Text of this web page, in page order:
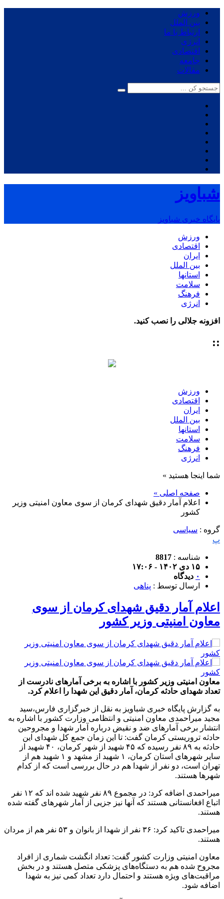
ورزش
بین الملل
ارتباط با ما
انرژی
اقتصادی
جامعه
مقالات
شباویز
پایگاه خبری شباویز
ورزش
اقتصادی
ایران
بین الملل
استانها
سلامت
فرهنگ
انرژی
افزونه جلالی را نصب کنید.
::
ورزش
اقتصادی
ایران
بین الملل
استانها
سلامت
فرهنگ
انرژی
شما اینجا هستید »
صفحه اصلی »
اعلام آمار دقیق شهدای کرمان از سوی معاون امنیتی وزیر
کشور
گروه : سیاسی
پ
شناسه : 8817
۱۵ دی ۱۴۰۲ - ۱۷:۰۶
۰ دیدگاه
ارسال توسط : پناهی
اعلام آمار دقیق شهدای کرمان از سوی
معاون امنیتی وزیر کشور
معاون امنیتی وزیر کشور با اشاره به برخی آمارهای نادرست از
تعداد شهدای حادثه کرمان، آمار دقیق این شهدا را اعلام کرد.
به گزارش پایگاه خبری شباویز به نقل از خبرگزاری فارس،سید
مجید میراحمدی معاون امنیتی و انتظامی وزارت کشور با اشاره به
انتشار برخی آمارهای ضد و نقیض درباره آمار شهدا و مجروحین
حادثه تروریستی کرمان گفت: تا این زمان جمع کل شهدای این
حادثه به ۸۹ نفر رسیده که ۴۵ شهید از شهر کرمان، ۴۰ شهید از
سایر شهرهای استان کرمان، ۱ شهید از مشهد و ۱ شهید هم از
تهران است، دو نفر از شهدا هم در حال بررسی است که از کدام
شهرها هستند.
میراحمدی اضافه کرد: در مجموع ۸۹ نفر شهید شده اند که ۱۲ نفر
اتباع افغانستانی هستند که آنها نیز جزیی از آمار شهرهای گفته شده
هستند.
میراحمدی تاکید کرد: ۳۶ نفر از شهدا از بانوان و ۵۳ نفر هم از مردان
هستند.
معاون امنیتی وزارت کشور گفت: تعداد انگشت شماری از افراد
مجروح شده هم به دستگاه‌های پزشکی متصل هستند و در بخش
مراقبت‌های ویژه هستند و احتمال دارد تعداد کمی نیز به شهدا
اضافه شود.